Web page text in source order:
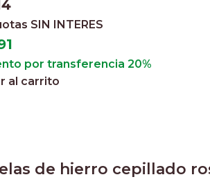
SIN INTERES
por transferencia 20%
al carrito
de hierro cepillado